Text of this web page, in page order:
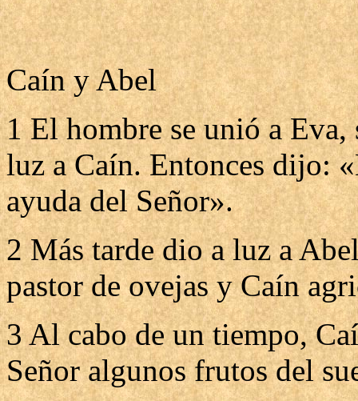
Caín y Abel
1 El hombre se unió a
luz a Caín. Entonces dijo:
ayuda del Señor».
2 Más tarde dio a luz a
pastor de ovejas y Caín
3 Al cabo de un tiempo,
Señor algunos frutos del